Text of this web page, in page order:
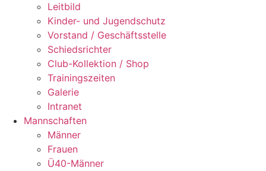
Leitbild
Kinder- und Jugendschutz
Vorstand / Geschäftsstelle
Schiedsrichter
Club-Kollektion / Shop
Trainingszeiten
Galerie
Intranet
Mannschaften
Männer
Frauen
Ü40-Männer